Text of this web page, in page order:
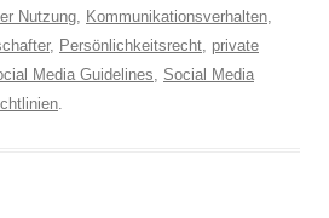
Nutzung, Kommunikationsverhalten,
, Persönlichkeitsrecht, private
Media Guidelines, Social Media
.